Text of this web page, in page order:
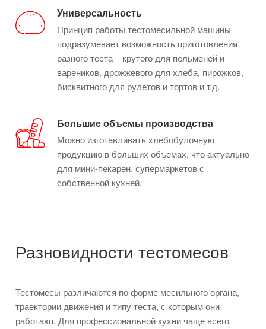
Универсальность
Принцип работы тестомесильной машины
подразумевает возможность приготовления
разного теста – крутого для пельменей и
вареников, дрожжевого для хлеба, пирожков,
бисквитного для рулетов и тортов и т.д.
Большие объемы производства
Можно изготавливать хлебобулочную
продукцию в больших объемах, что актуально
для мини-пекарен, супермаркетов с
собственной кухней.
Разновидности тестомесов
Тестомесы различаются по форме месильного органа,
траектории движения и типу теста, с которым они
работают. Для профессиональной кухни чаще всего